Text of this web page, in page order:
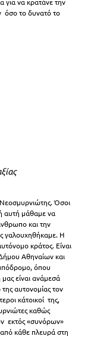
όσο το δυνατό το
Νεοσμυρνιώτης. Όσοι
αυτή μάθαμε να
και την
γαλουχηθήκαμε. Η
κράτος. Είναι
Αθηναίων και
όπου
μας είναι ανάμεσά
αυτονομίας τον
κάτοικοί  της,
καθώς
εκτός «συνόρων»
από κάθε πλευρά στη